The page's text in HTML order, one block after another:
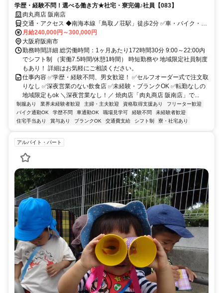
学歴・経験不問！選べる働き方★社宅・寮完備♪社員【083】
肉丸商店 阪南店
交通・アクセス ◆南海本線「鳥取ノ荘駅」徒歩2分 ✅車・バイク・自
転車通勤OK
月給240,000円～300,000円
大阪府阪南市
勤務時間詳細 総労働時間：1ヶ月あたり172時間30分 9:00～22:00内
でシフト制 （実働7.5時間/休憩1時間） 時短勤務や 地域限定社員制度
もあり！ 詳細はお気軽にご相談ください。
仕事内容 ✅学歴・経験不問、男女歓迎！ ✅セルフオーダー式で注文取
りなし ✅深夜営業のない飲食店 ✅未経験・ブランクOK ✅転勤なしの
地域限定もok ＼深夜営業なし！／ 焼肉店「肉丸商店 阪南店」で...
制服あり 業界未経験者歓迎 主婦・主夫歓迎 資格取得支援あり
フリーター歓迎
バイク通勤OK
学歴不問 車通勤OK 職場見学可 経験不問
未経験者歓迎
住宅手当あり
賞与あり ブランクOK 交通費支給 シフト制 寮・社宅あり
アルバイト・パート